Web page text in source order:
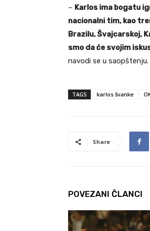
– Karlos ima bogatu
nacionalni tim, kao
Brazilu, Švajcarskoj,
smo da će svojim
navodi se u saopštenju.
TAGS karlos švanke
Share
POVEZANI ČLANCI